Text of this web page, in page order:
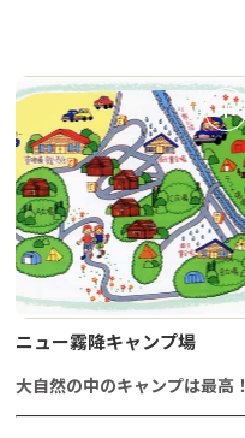
ニュー霧降キャンプ場
大自然の中のキャンプは最高！